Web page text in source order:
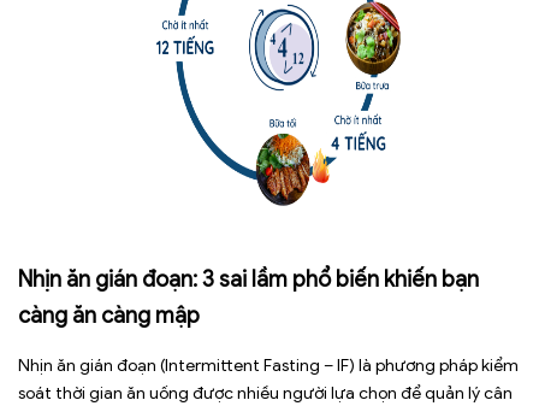
Nhịn ăn gián đoạn: 3 sai lầm phổ biến khiến bạn
càng ăn càng mập
Nhịn ăn gián đoạn (Intermittent Fasting – IF) là phương pháp kiểm
soát thời gian ăn uống được nhiều người lựa chọn để quản lý cân